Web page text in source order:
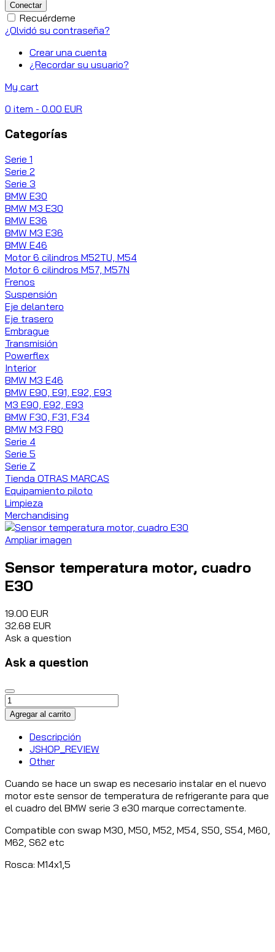
Conectar
Recuérdeme
¿Olvidó su contraseña?
Crear una cuenta
¿Recordar su usuario?
My cart
0 item - 0.00 EUR
Categorías
Serie 1
Serie 2
Serie 3
BMW E30
BMW M3 E30
BMW E36
BMW M3 E36
BMW E46
Motor 6 cilindros M52TU, M54
Motor 6 cilindros M57, M57N
Frenos
Suspensión
Eje delantero
Eje trasero
Embrague
Transmisión
Powerflex
Interior
BMW M3 E46
BMW E90, E91, E92, E93
M3 E90, E92, E93
BMW F30, F31, F34
BMW M3 F80
Serie 4
Serie 5
Serie Z
Tienda OTRAS MARCAS
Equipamiento piloto
Limpieza
Merchandising
Ampliar imagen
Sensor temperatura motor, cuadro
E30
19.00 EUR
32.68 EUR
Ask a question
Ask a question
Descripción
JSHOP_REVIEW
Other
Cuando se hace un swap es necesario instalar en el nuevo
motor este sensor de temperatura de refrigerante para que
el cuadro del BMW serie 3 e30 marque correctamente.
Compatible con swap M30, M50, M52, M54, S50, S54, M60,
M62, S62 etc
Rosca: M14x1,5